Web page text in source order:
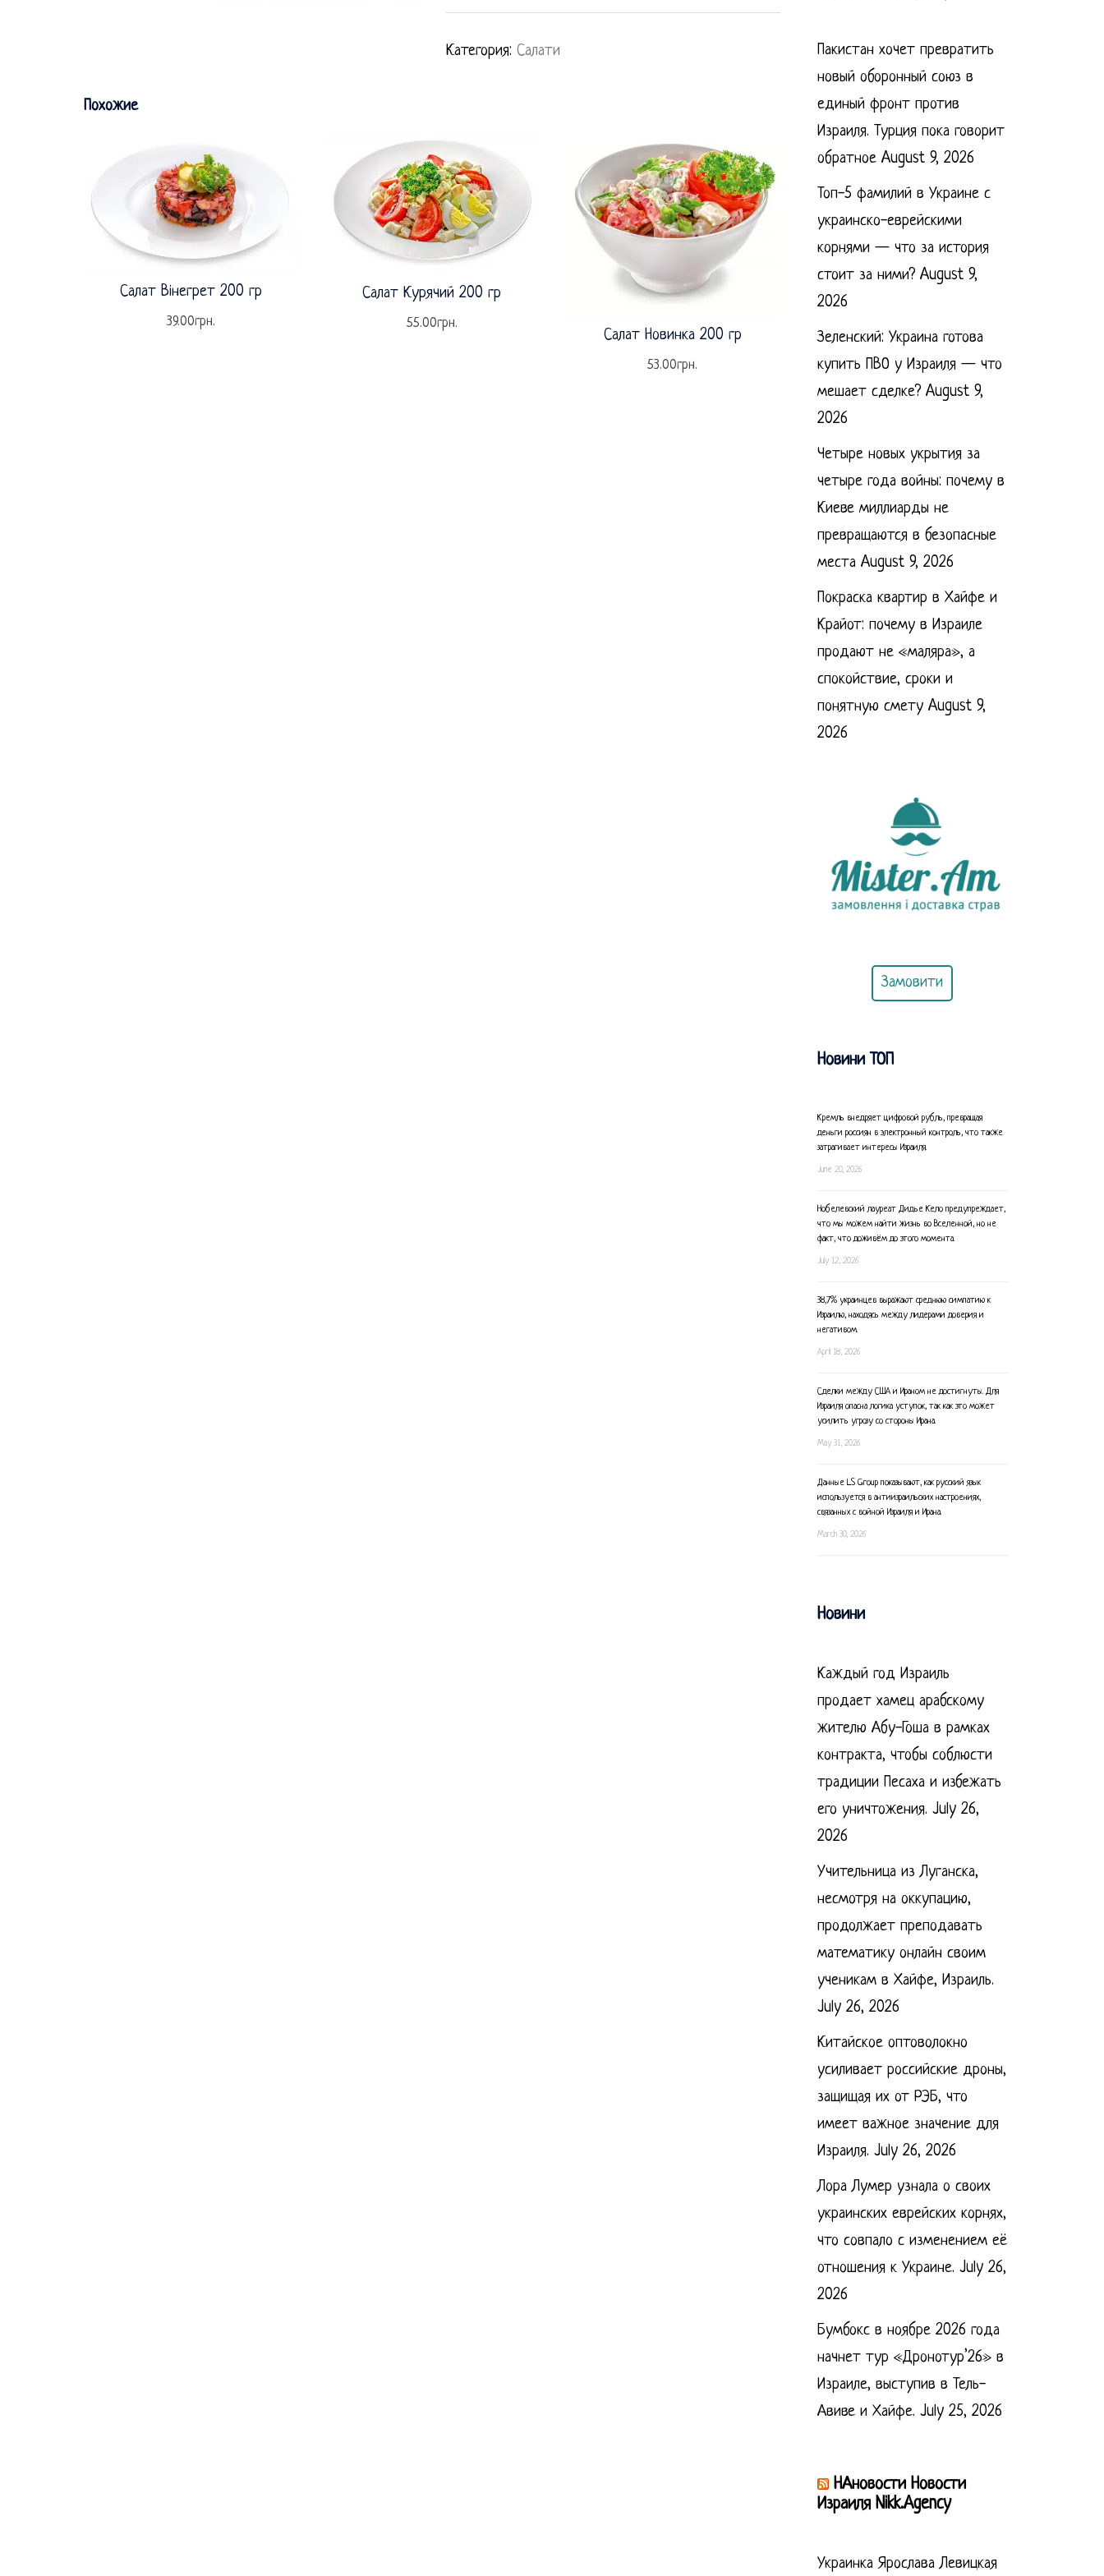
Категория: Салати
Похожие
Салат Вінегрет 200 гр
39.00грн.
Салат Курячий 200 гр
55.00грн.
Салат Новинка 200 гр
53.00грн.
Пакистан хочет превратить
новый оборонный союз в
единый фронт против
Израиля. Турция пока говорит
обратное August 9, 2026
Топ-5 фамилий в Украине с
украинско-еврейскими
корнями — что за история
стоит за ними? August 9,
2026
Зеленский: Украина готова
купить ПВО у Израиля — что
мешает сделке? August 9,
2026
Четыре новых укрытия за
четыре года войны: почему в
Киеве миллиарды не
превращаются в безопасные
места August 9, 2026
Покраска квартир в Хайфе и
Крайот: почему в Израиле
продают не «маляра», а
спокойствие, сроки и
понятную смету August 9,
2026
Замовити
Новини ТОП
Кремль внедряет цифровой рубль, превращая
деньги россиян в электронный контроль, что также
затрагивает интересы Израиля.
June 20, 2026
Нобелевский лауреат Дидье Кело предупреждает,
что мы можем найти жизнь во Вселенной, но не
факт, что доживём до этого момента.
July 12, 2026
38,7% украинцев выражают среднюю симпатию к
Израилю, находясь между лидерами доверия и
негативом.
April 18, 2026
Сделки между США и Ираном не достигнуты. Для
Израиля опасна логика уступок, так как это может
усилить угрозу со стороны Ирана.
May 31, 2026
Данные LS Group показывают, как русский язык
используется в антиизраильских настроениях,
связанных с войной Израиля и Ирана.
March 30, 2026
Новини
Каждый год Израиль
продает хамец арабскому
жителю Абу-Гоша в рамках
контракта, чтобы соблюсти
традиции Песаха и избежать
его уничтожения. July 26,
2026
Учительница из Луганска,
несмотря на оккупацию,
продолжает преподавать
математику онлайн своим
ученикам в Хайфе, Израиль.
July 26, 2026
Китайское оптоволокно
усиливает российские дроны,
защищая их от РЭБ, что
имеет важное значение для
Израиля. July 26, 2026
Лора Лумер узнала о своих
украинских еврейских корнях,
что совпало с изменением её
отношения к Украине. July 26,
2026
Бумбокс в ноябре 2026 года
начнет тур «Дронотур’26» в
Израиле, выступив в Тель-
Авиве и Хайфе. July 25, 2026
НАновости Новости
Израиля Nikk.Agency
Украинка Ярослава Левицкая